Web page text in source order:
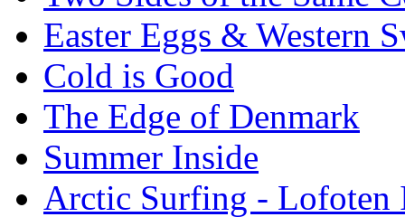
Easter Eggs & Western
Cold is Good
The Edge of Denmark
Summer Inside
Arctic Surfing - Lofoten